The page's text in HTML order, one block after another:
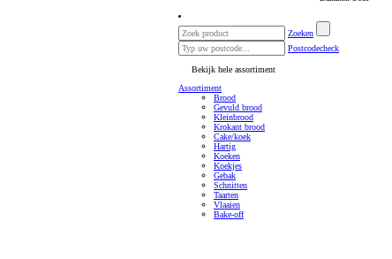
Zoeken
Postcodecheck
Bekijk hele assortiment
Assortiment
Brood
Gevuld brood
Kleinbrood
Krokant brood
Cake/koek
Hartig
Koeken
Koekjes
Gebak
Schnitten
Taarten
Vlaaien
Bake-off